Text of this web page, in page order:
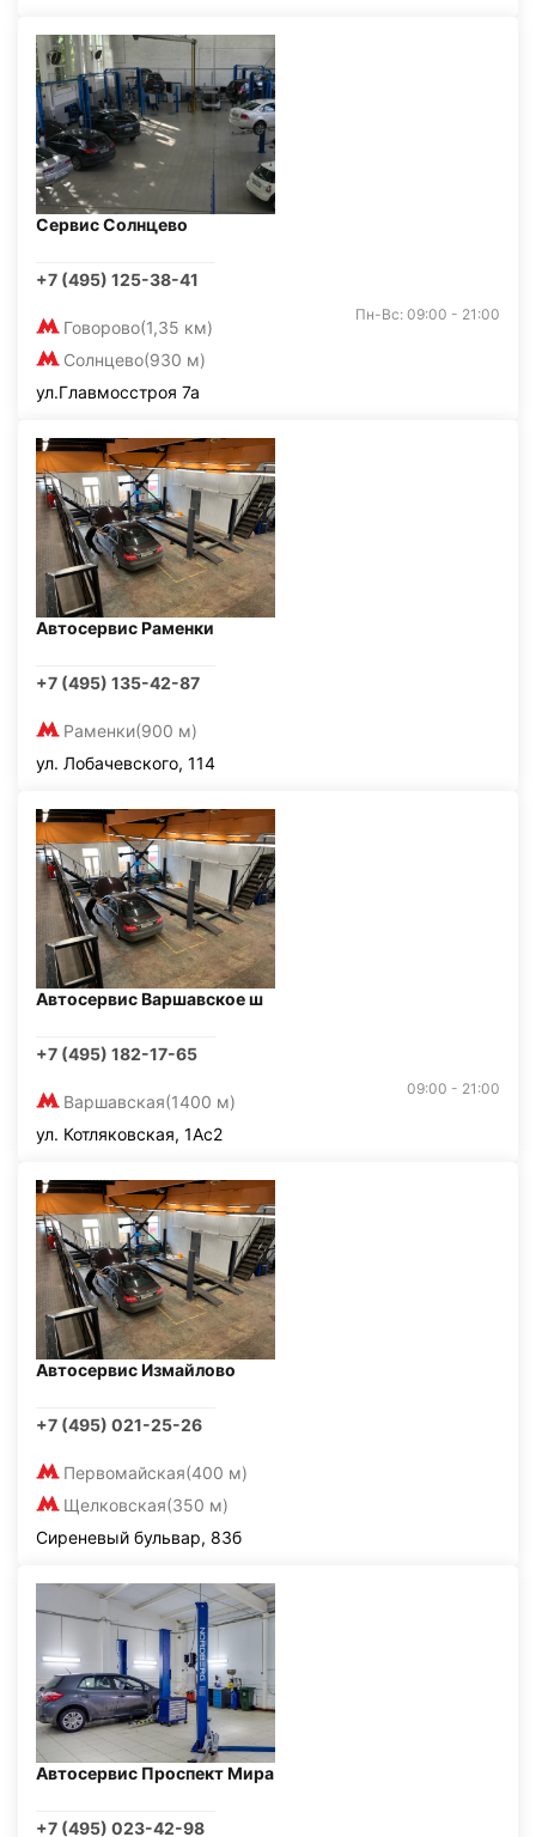
Сервис Солнцево
+7 (495) 125-38-41
Говорово(1,35 км)
Солнцево(930 м)
Пн-Вс: 09:00 - 21:00
ул.Главмосстроя 7а
Автосервис Раменки
+7 (495) 135-42-87
Раменки(900 м)
ул. Лобачевского, 114
Автосервис Варшавское ш
+7 (495) 182-17-65
Варшавская(1400 м)
09:00 - 21:00
ул. Котляковская, 1Ас2
Автосервис Измайлово
+7 (495) 021-25-26
Первомайская(400 м)
Щелковская(350 м)
Сиреневый бульвар, 83б
Автосервис Проспект Мира
+7 (495) 023-42-98